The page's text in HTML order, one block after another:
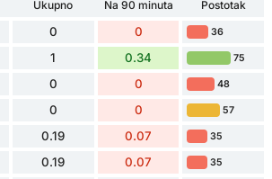
Ukupno Na 90 minuta
Postotak
0 0 36
1 0.34 75
0 0 48
0 0 57
0.19 0.07 35
0.19 0.07 35